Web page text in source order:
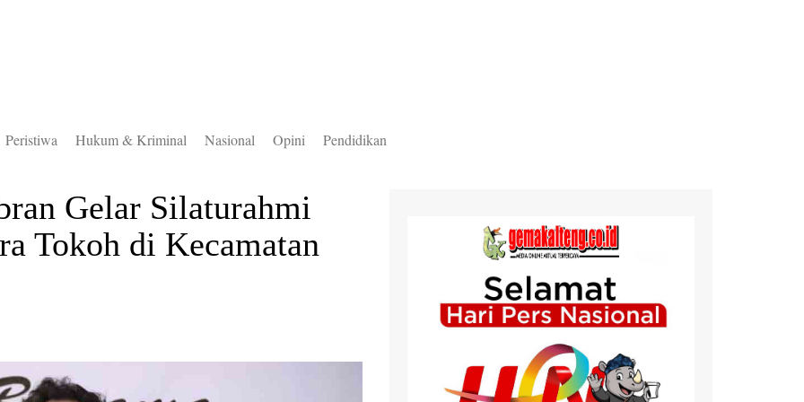
Timur
Utara
Peristiwa Hukum & Kriminal Nasional Opini Pendidikan
Gelar Silaturahmi
Tokoh di Kecamatan